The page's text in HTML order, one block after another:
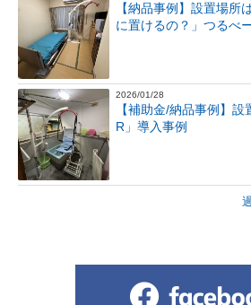
【納品事例】設置場所
に置けるの？」つるべ
2026/01/28
【補助金/納品事例】
R」導入事例